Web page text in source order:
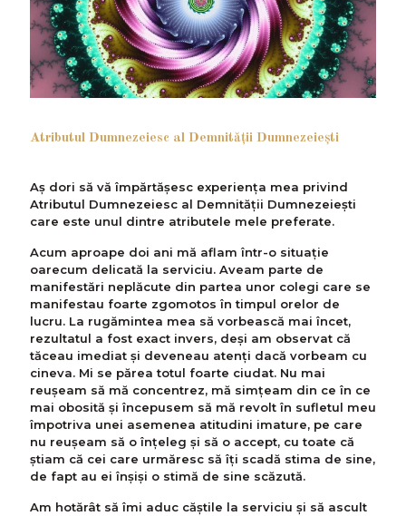
Atributul Dumnezeiesc al Demnităţii Dumnezeieşti
Aș dori să vă împărtășesc experiența mea privind
Atributul Dumnezeiesc al Demnității Dumnezeieşti
care este unul dintre atributele mele preferate.
Acum aproape doi ani mă aflam într-o situație
oarecum delicată la serviciu. Aveam parte de
manifestări neplăcute din partea unor colegi care se
manifestau foarte zgomotos în timpul orelor de
lucru. La rugămintea mea să vorbească mai încet,
rezultatul a fost exact invers, deşi am observat că
tăceau imediat și deveneau atenţi dacă vorbeam cu
cineva. Mi se părea totul foarte ciudat. Nu mai
reușeam să mă concentrez, mă simțeam din ce în ce
mai obosită și începusem să mă revolt în sufletul meu
împotriva unei asemenea atitudini imature, pe care
nu reușeam să o înțeleg și să o accept, cu toate că
știam că cei care urmăresc să îți scadă stima de sine,
de fapt au ei înșiși o stimă de sine scăzută.
Am hotărât să îmi aduc căștile la serviciu și să ascult